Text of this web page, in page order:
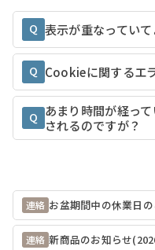
Q 表示が重なってい
Q Cookieに関するエ
Q あまり時間が経っ
されるのですが？
連絡 お盆期間中の休業日
連絡 新商品のお知らせ